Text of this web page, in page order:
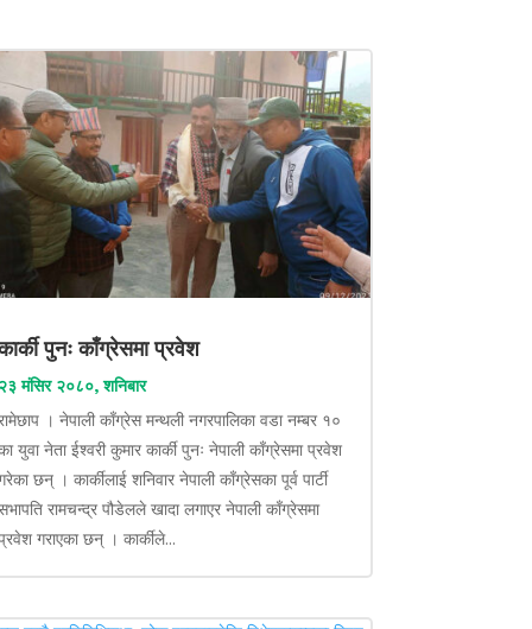
पुनः काँग्रेसमा प्रवेश
२३ मंसिर २०८०, शनिबार
। नेपाली काँग्रेस मन्थली नगरपालिका वडा नम्बर १०
युवा नेता ईश्वरी कुमार कार्की पुनः नेपाली काँग्रेसमा प्रवेश
छन् । कार्कीलाई शनिवार नेपाली काँग्रेसका पूर्व पार्टी
रामचन्द्र पौडेलले खादा लगाएर नेपाली काँग्रेसमा
गराएका छन् । कार्कीले...